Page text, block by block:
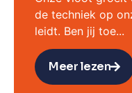
de techniek op
leidt. Ben jij toe...
Meer lezen